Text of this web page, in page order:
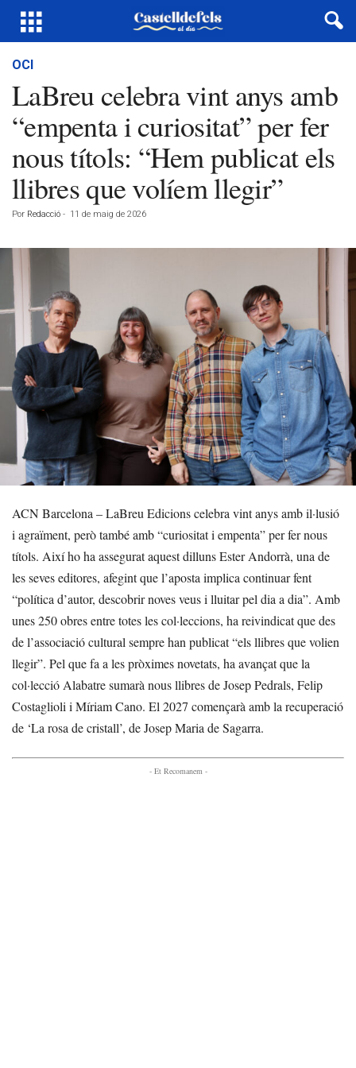
OCI
LaBreu celebra vint anys amb
“empenta i curiositat” per fer
nous títols: “Hem publicat els
llibres que volíem llegir”
Por Redacció - 11 de maig de 2026
ACN Barcelona – LaBreu Edicions celebra vint anys amb il·lusió
i agraïment, però també amb “curiositat i empenta” per fer nous
títols. Així ho ha assegurat aquest dilluns Ester Andorrà, una de
les seves editores, afegint que l’aposta implica continuar fent
“política d’autor, descobrir noves veus i lluitar pel dia a dia”. Amb
unes 250 obres entre totes les col·leccions, ha reivindicat que des
de l’associació cultural sempre han publicat “els llibres que volien
llegir”. Pel que fa a les pròximes novetats, ha avançat que la
col·lecció Alabatre sumarà nous llibres de Josep Pedrals, Felip
Costaglioli i Míriam Cano. El 2027 començarà amb la recuperació
de ‘La rosa de cristall’, de Josep Maria de Sagarra.
- Et Recomanem -